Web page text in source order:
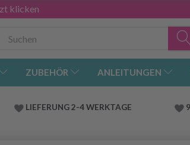
klicken
ZUBEHÖR ANLEITUNGEN
LIEFERUNG 2-4 WERKTAGE